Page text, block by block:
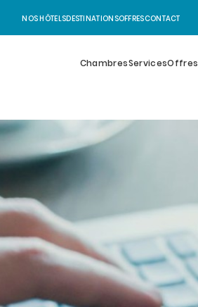
NOS HÔTELSDESTINATIONSOFFRESCONTACT
ChambresServicesOffres